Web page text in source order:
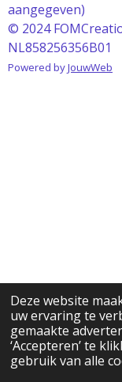
Deze website
uw ervaring te
gemaakte
‘Accepteren’ te
gebruik van alle
aangegeven)
© 2024
NL858256356B01
Powered byJouwWeb